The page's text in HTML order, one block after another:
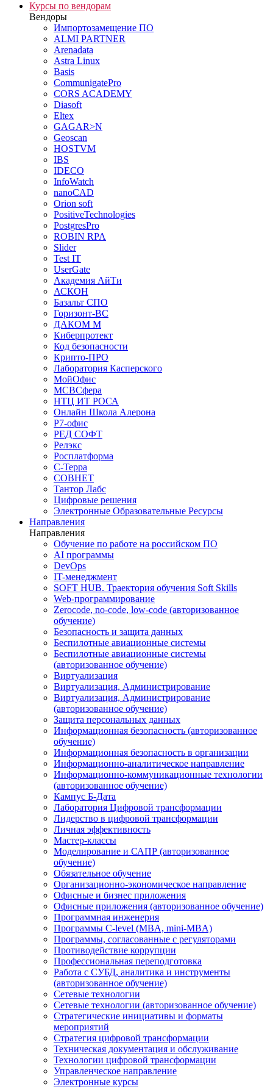
Курсы по вендорам
Вендоры
Импортозамещение ПО
ALMI PARTNER
Arenadata
Astra Linux
Basis
CommunigatePro
CORS ACADEMY
Diasoft
Eltex
GAGAR>N
Geoscan
HOSTVM
IBS
IDECO
InfoWatch
nanoCAD
Orion soft
PositiveTechnologies
PostgresPro
ROBIN RPA
Slider
Test IT
UserGate
Академия АйТи
АСКОН
Базальт СПО
Горизонт-ВС
ДАКОМ М
Киберпротект
Код безопасности
Крипто-ПРО
Лаборатория Касперского
МойОфис
МСВСфера
НТЦ ИТ РОСА
Онлайн Школа Алерона
Р7-офис
РЕД СОФТ
Релэкс
Росплатформа
С-Терра
СОВНЕТ
Тантор Лабс
Цифровые решения
Электронные Образовательные Ресурсы
Направления
Направления
Обучение по работе на российском ПО
AI программы
DevOps
IT-менеджмент
SOFT HUB. Траектория обучения Soft Skills
Web-программирование
Zerocode, no-code, low-code (авторизованное
обучение)
Безопасность и защита данных
Беспилотные авиационные системы
Беспилотные авиационные системы
(авторизованное обучение)
Виртуализация
Виртуализация, Администрирование
Виртуализация, Администрирование
(авторизованное обучение)
Защита персональных данных
Информационная безопасность (авторизованное
обучение)
Информационная безопасность в организации
Информационно-аналитическое направление
Информационно-коммуникационные технологии
(авторизованное обучение)
Кампус Б-Дата
Лаборатория Цифровой трансформации
Лидерство в цифровой трансформации
Личная эффективность
Мастер-классы
Моделирование и САПР (авторизованное
обучение)
Обязательное обучение
Организационно-экономическое направление
Офисные и бизнес приложения
Офисные приложения (авторизованное обучение)
Программная инженерия
Программы C-level (MBA, mini-MBA)
Программы, согласованные с регуляторами
Противодействие коррупции
Профессиональная переподготовка
Работа с СУБД, аналитика и инструменты
(авторизованное обучение)
Сетевые технологии
Сетевые технологии (авторизованное обучение)
Стратегические инициативы и форматы
мероприятий
Стратегия цифровой трансформации
Техническая документация и обслуживание
Технологии цифровой трансформации
Управленческое направление
Электронные курсы